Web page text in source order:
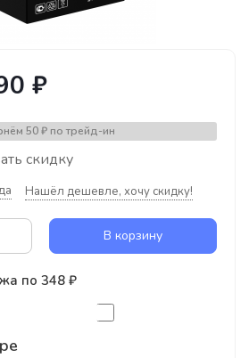
₽
50 ₽ по трейд-ин
скидку
Нашёл дешевле, хочу скидку!
В корзину
по 348 ₽